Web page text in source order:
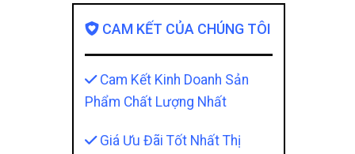
CAM KẾT CỦA CHÚNG TÔI
Cam Kết Kinh Doanh Sản
Phẩm Chất Lượng Nhất
Giá Ưu Đãi Tốt Nhất Thị